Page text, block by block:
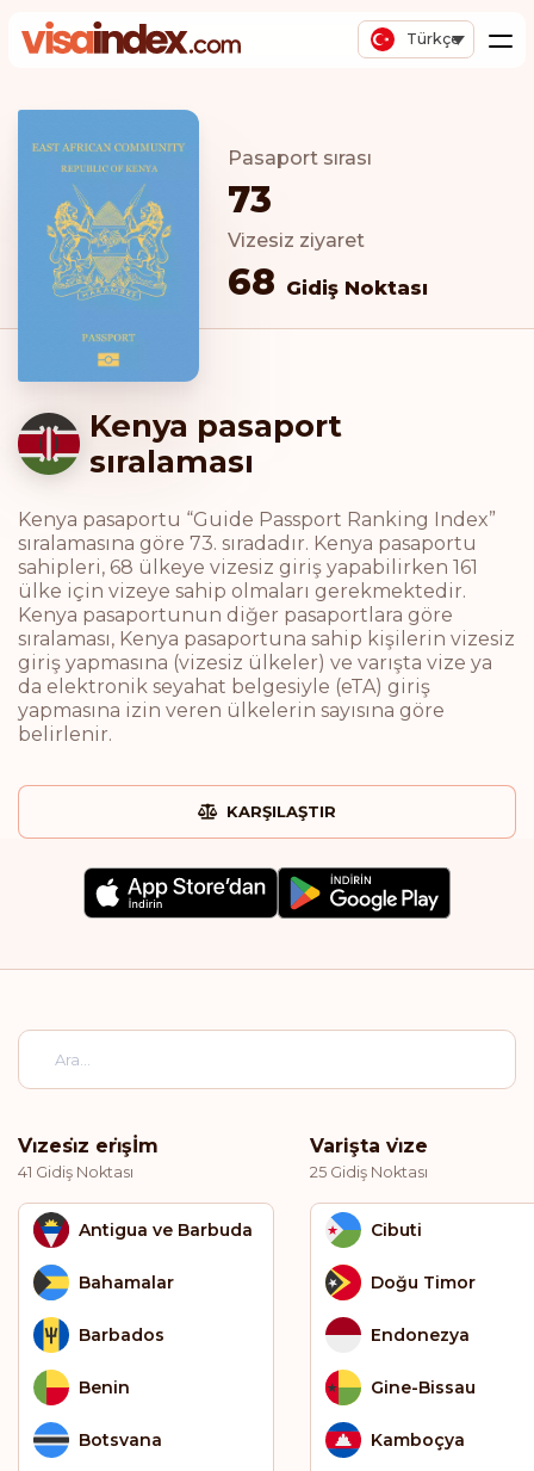
Türkçe
Pasaport sırası
73
Vizesiz ziyaret
68 Gidiş Noktası
Kenya pasaport
sıralaması
Kenya pasaportu “Guide Passport Ranking Index”
sıralamasına göre 73. sıradadır. Kenya pasaportu
sahipleri, 68 ülkeye vizesiz giriş yapabilirken 161
ülke için vizeye sahip olmaları gerekmektedir.
Kenya pasaportunun diğer pasaportlara göre
sıralaması, Kenya pasaportuna sahip kişilerin vizesiz
giriş yapmasına (vizesiz ülkeler) ve varışta vize ya
da elektronik seyahat belgesiyle (eTA) giriş
yapmasına izin veren ülkelerin sayısına göre
belirlenir.
KARŞILAŞTIR
Vi̇zesi̇z eri̇şİm
41 Gidiş Noktası
Antigua ve Barbuda
Bahamalar
Barbados
Benin
Botsvana
Varişta vi̇ze
25 Gidiş Noktası
Cibuti
Doğu Timor
Endonezya
Gine-Bissau
Kamboçya